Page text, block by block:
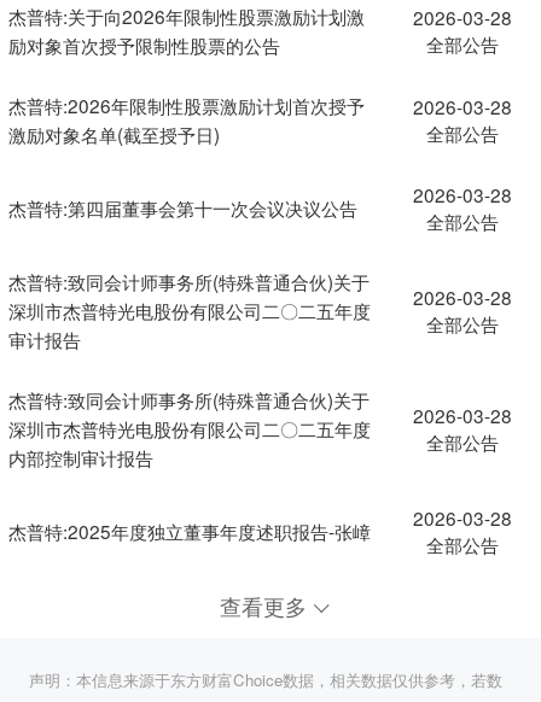
杰普特:关于向2026年限制性股票激励计划激
励对象首次授予限制性股票的公告
2026-03-28
全部公告
杰普特:2026年限制性股票激励计划首次授予
激励对象名单(截至授予日)
2026-03-28
全部公告
杰普特:第四届董事会第十一次会议决议公告
2026-03-28
全部公告
杰普特:致同会计师事务所(特殊普通合伙)关于
深圳市杰普特光电股份有限公司二〇二五年度
审计报告
2026-03-28
全部公告
杰普特:致同会计师事务所(特殊普通合伙)关于
深圳市杰普特光电股份有限公司二〇二五年度
内部控制审计报告
2026-03-28
全部公告
杰普特:2025年度独立董事年度述职报告-张嶂
2026-03-28
全部公告
查看更多
声明：本信息来源于东方财富Choice数据，相关数据仅供参考，若数